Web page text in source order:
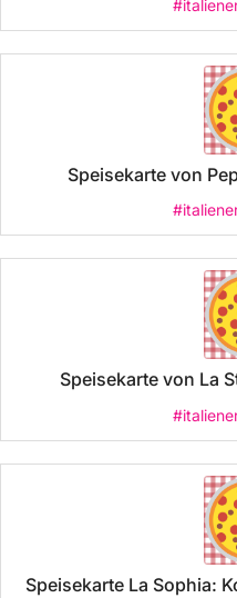
Speisekarte von
Speisekarte von La
Speisekarte La Sophia: